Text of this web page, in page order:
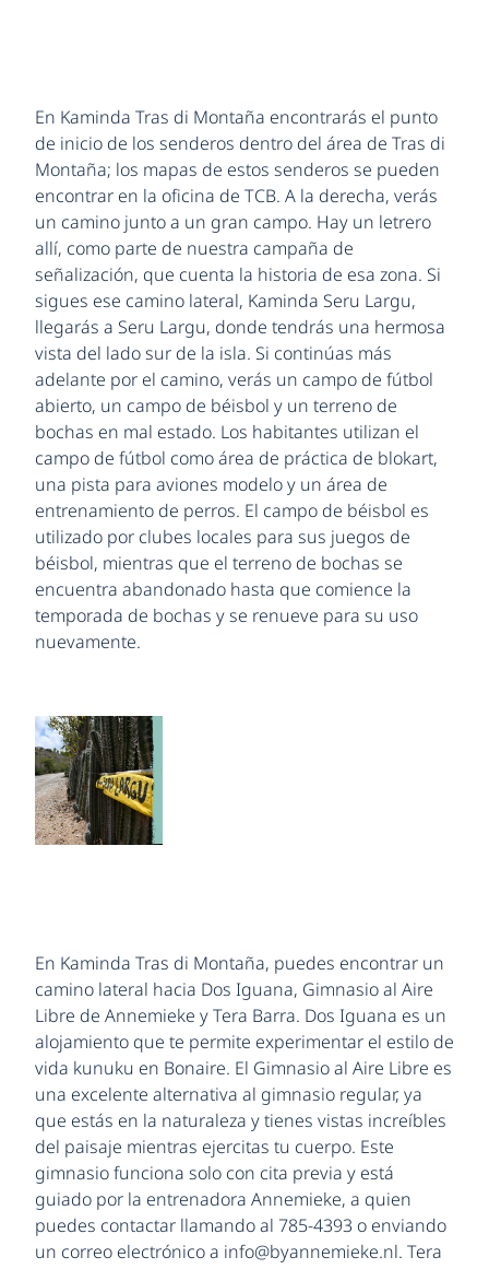
En Kaminda Tras di Montaña encontrarás el punto
de inicio de los senderos dentro del área de Tras di
Montaña; los mapas de estos senderos se pueden
encontrar en la oficina de TCB. A la derecha, verás
un camino junto a un gran campo. Hay un letrero
allí, como parte de nuestra campaña de
señalización, que cuenta la historia de esa zona. Si
sigues ese camino lateral, Kaminda Seru Largu,
llegarás a Seru Largu, donde tendrás una hermosa
vista del lado sur de la isla. Si continúas más
adelante por el camino, verás un campo de fútbol
abierto, un campo de béisbol y un terreno de
bochas en mal estado. Los habitantes utilizan el
campo de fútbol como área de práctica de blokart,
una pista para aviones modelo y un área de
entrenamiento de perros. El campo de béisbol es
utilizado por clubes locales para sus juegos de
béisbol, mientras que el terreno de bochas se
encuentra abandonado hasta que comience la
temporada de bochas y se renueve para su uso
nuevamente.
En Kaminda Tras di Montaña, puedes encontrar un
camino lateral hacia Dos Iguana, Gimnasio al Aire
Libre de Annemieke y Tera Barra. Dos Iguana es un
alojamiento que te permite experimentar el estilo de
vida kunuku en Bonaire. El Gimnasio al Aire Libre es
una excelente alternativa al gimnasio regular, ya
que estás en la naturaleza y tienes vistas increíbles
del paisaje mientras ejercitas tu cuerpo. Este
gimnasio funciona solo con cita previa y está
guiado por la entrenadora Annemieke, a quien
puedes contactar llamando al 785-4393 o enviando
un correo electrónico a info@byannemieke.nl. Tera